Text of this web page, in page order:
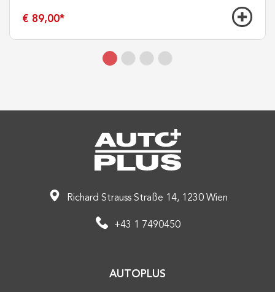
€ 89,00*
Richard Strauss Straße 14, 1230 Wien
+43 1 7490450
AUTOPLUS